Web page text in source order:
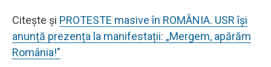
Citește și PROTESTE masive în ROMÂNIA. USR își
anunță prezența la manifestații: „Mergem, apărăm
România!"